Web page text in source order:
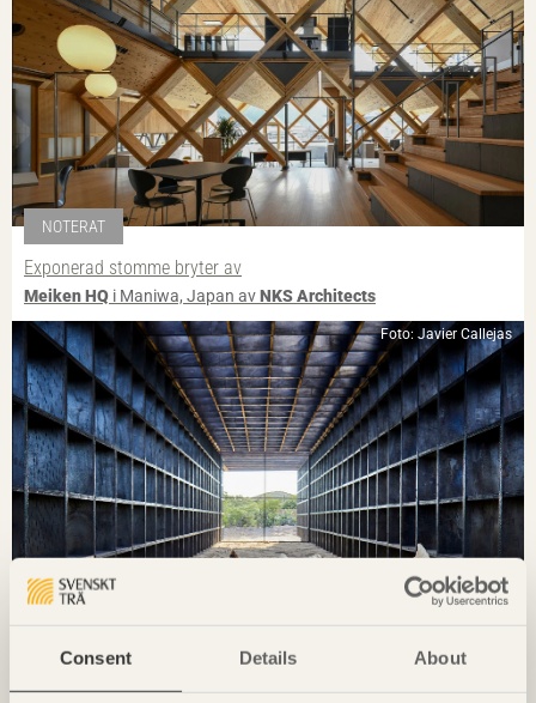
Consent Details About
NOTERAT
Exponerad stomme bryter av
Meiken HQ i Maniwa, Japan avNKS Architects
Foto: Javier Callejas
NOTERAT
Ombonade reden i väggen